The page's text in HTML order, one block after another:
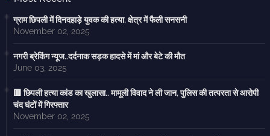
ग्राम छिपली में दिनदहाड़े युवक की हत्या, क्षेत्र में फैली सनसनी
November 02, 2025
नगरी ब्रेकिंग न्यूज..दर्दनाक सड़क हादसे में मां और बेटे की मौत
June 03, 2025
🟥 छिपली हत्या कांड का खुलासा.. मामूली विवाद ने ली जान, पुलिस की तत्परता से आरोपी
चंद घंटों में गिरफ्तार
November 02, 2025